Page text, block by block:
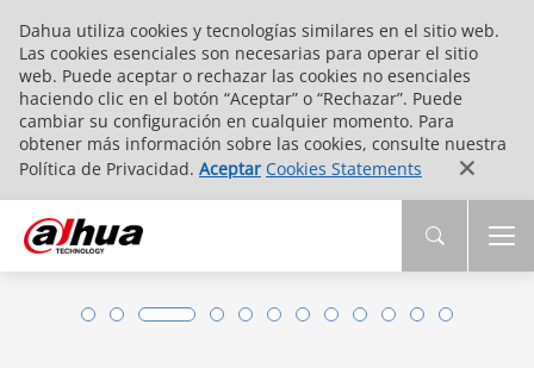
Dahua utiliza cookies y tecnologías similares en el sitio web.
Las cookies esenciales son necesarias para operar el sitio
web. Puede aceptar o rechazar las cookies no esenciales
haciendo clic en el botón “Aceptar” o “Rechazar”. Puede
cambiar su configuración en cualquier momento. Para
obtener más información sobre las cookies, consulte nuestra
Política de Privacidad. Aceptar Cookies Statements